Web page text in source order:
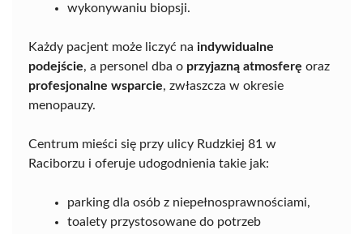
wykonywaniu biopsji.
Każdy pacjent może liczyć na indywidualne
podejście, a personel dba o przyjazną atmosferę oraz
profesjonalne wsparcie, zwłaszcza w okresie
menopauzy.
Centrum mieści się przy ulicy Rudzkiej 81 w
Raciborzu i oferuje udogodnienia takie jak:
parking dla osób z niepełnosprawnościami,
toalety przystosowane do potrzeb